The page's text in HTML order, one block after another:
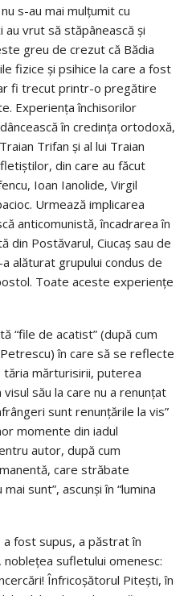
s-au mai mulţumit cu
vrut să stăpânească şi
greu de crezut că Bădia
fizice şi psihice la care a fost
fi trecut printr-o pregătire
Experienţa închisorilor
în credinţa ortodoxă,
Trifan şi al lui Traian
din care au făcut
Ioan Ianolide, Virgil
Urmează implicarea
anticomunistă, încadrarea în
din Postăvarul, Ciucaş sau de
alăturat grupului condus de
Toate aceste experienţe
“file de acatist” (după cum
în care să se reflecte
tăria mărturisirii, puterea
său la care nu a renunţat
sunt renunţările la vis”
momente din iadul
autor, după cum
care străbate
sunt”, ascunşi în “lumina
fost supus, a păstrat în
sufletului omenesc:
Înfricoşătorul Piteşti, în